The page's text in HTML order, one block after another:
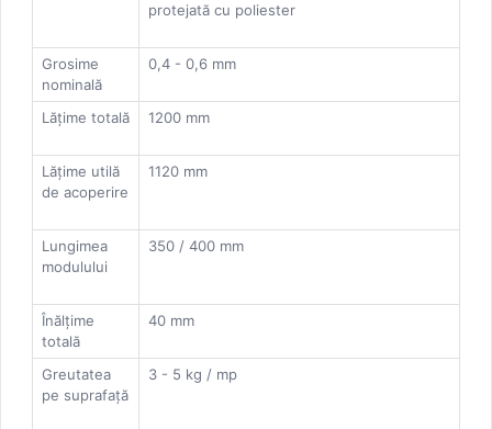
protejată cu poliester
Grosime
nominală
0,4 - 0,6 mm
Lățime totală 1200 mm
Lățime utilă
de acoperire
1120 mm
Lungimea
modulului
350 / 400 mm
Înălțime
totală
40 mm
Greutatea
pe suprafață
3 - 5 kg / mp